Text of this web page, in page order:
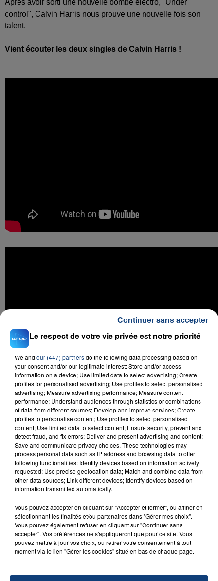
Aprés avoir sorti une nouvelle bombe electro, "Under
control", Calvin Harris nous prouve une nouvelle fois son
talent.
Vient écouter les deux singles de Calvin Harris !
I Took A Pill In Ibiza
MIKE POSNER
RADIO CONTACT
FIL D'ACTU
Le respect de votre vie privée est notre priorité
We and our (447) partnersdo the following data processing based on
your consent and/or our legitimate interest: Store and/or access
information on a device; Use limited data to select advertising; Create
profiles for personalised advertising; Use profiles to select personalised
advertising; Measure advertising performance; Measure content
performance; Understand audiences through statistics or combinations
of data from different sources; Develop and improve services; Create
profiles to personalise content; Use profiles to select personalised
content; Use limited data to select content; Ensure security, prevent and
detect fraud, and fix errors; Deliver and present advertising and content;
Save and communicate privacy choices. These technologies may
process personal data such as IP address and browsing data to offer
following functionalities: Identify devices based on information actively
requested; Use precise geolocation data; Match and combine data from
other data sources; Link different devices; Identify devices based on
information transmitted automatically.
Vous pouvez accepter en cliquant sur "Accepter et fermer", ou affiner en
sélectionnant les finalités et/ou partenaires dans "Gérer mes choix".
Vous pouvez également refuser en cliquant sur "Continuer sans
accepter". Vos préférences ne s'appliqueront que pour ce site. Vous
pouvez mettre à jour vos choix, ou retirer votre consentement à tout
moment via le lien "Gérer les cookies" situé en bas de chaque page.
Continuer sans accepter